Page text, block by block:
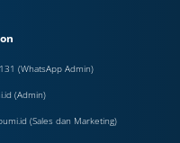
(WhatsApp Admin)
(Admin)
(Sales dan Marketing)